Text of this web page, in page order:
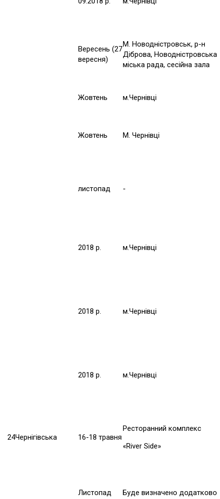
Вересень (27
вересня)
М. Новодністровськ, р-н
Діброва, Новодністровська
міська рада, сесійна зала
Жовтень м.Чернівці
Жовтень М. Чернівці
листопад -
2018 р. м.Чернівці
2018 р. м.Чернівці
2018 р. м.Чернівці
24Чернігівська 16-18 травня
Ресторанний комплекс
«River Side»
Листопад Буде визначено додатково